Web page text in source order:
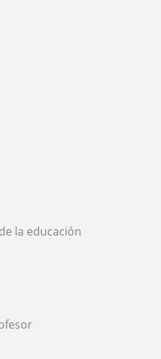
la educación